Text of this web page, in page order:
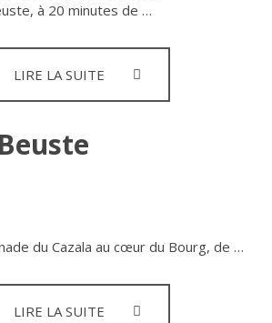
à 20 minutes de …
LIRE LA SUITE S’INSTALLER
du Cazala au cœur du Bourg, de …
LIRE LA SUITE LOISIRS